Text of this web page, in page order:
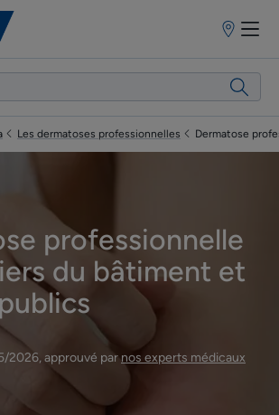
Points
vente
Les dermatoses professionnelles Dermatose
professionnelle
du bâtiment et
2026, approuvé par nos experts médicaux